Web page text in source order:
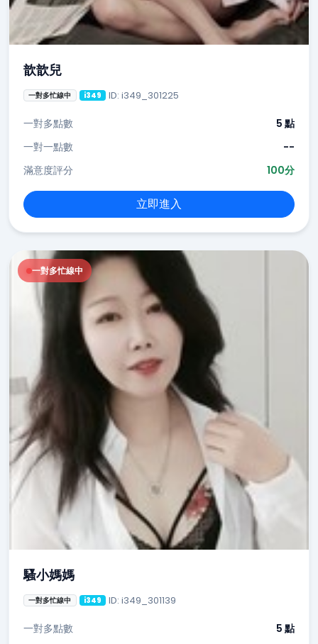
歆歆兒
一對多忙線中 i349 ID: i349_301225
一對多點數
5 點
一對一點數
--
滿意度評分
100分
立即進入
一對多忙線中
騷小媽媽
一對多忙線中 i349 ID: i349_301139
一對多點數 5 點